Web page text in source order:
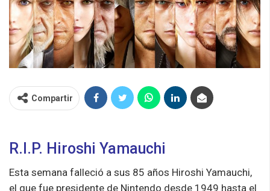
Compartir
R.I.P. Hiroshi Yamauchi
Esta semana falleció a sus 85 años Hiroshi Yamauchi,
el que fue presidente de Nintendo desde 1949 hasta el